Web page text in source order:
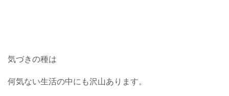
気づきの種は
何気ない生活の中にも沢山あります。